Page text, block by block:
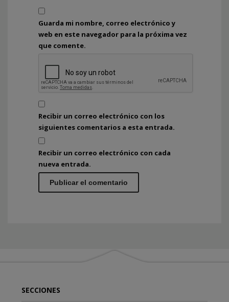
Guarda mi nombre, correo electrónico y
web en este navegador para la próxima vez
que comente.
Recibir un correo electrónico con los
siguientes comentarios a esta entrada.
Recibir un correo electrónico con cada
nueva entrada.
SECCIONES